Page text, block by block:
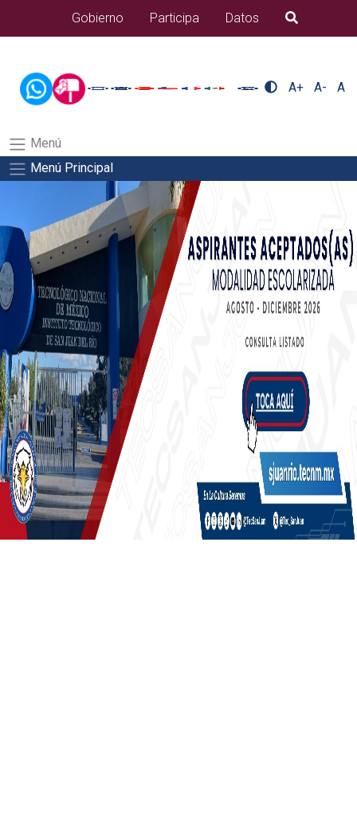
alumnos/residenciasSalida del comando:
Gobierno Participa Datos B�squeda
A+ A- A
Menú
Menú Principal